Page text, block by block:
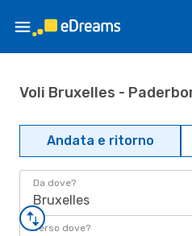
Voli Bruxelles -
Andata e ritorno
Da dove?
Bruxelles
Verso dove?